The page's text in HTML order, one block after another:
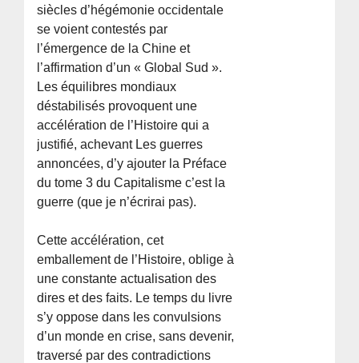
siècles d’hégémonie occidentale
se voient contestés par
l’émergence de la Chine et
l’affirmation d’un « Global Sud ».
Les équilibres mondiaux
déstabilisés provoquent une
accélération de l’Histoire qui a
justifié, achevant Les guerres
annoncées, d’y ajouter la Préface
du tome 3 du Capitalisme c’est la
guerre (que je n’écrirai pas).
Cette accélération, cet
emballement de l’Histoire, oblige à
une constante actualisation des
dires et des faits. Le temps du livre
s’y oppose dans les convulsions
d’un monde en crise, sans devenir,
traversé par des contradictions